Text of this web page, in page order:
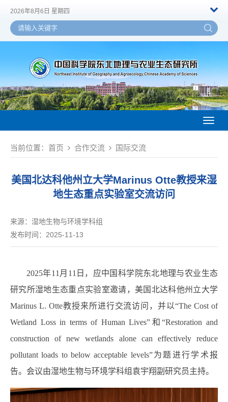
2026年8月6日 星期四
当前位置： 首页 合作交流 国际交流
美国北达科他州立大学Marinus Otte教授来湿
地生态重点实验室交流访问
来源： 湿地生物与环境学科组
发布时间：2025-11-13
2025年11 月 11 日，应中国科学院东北地理与农业生态
研究所湿地生态重点实验室邀请，美国北达科他州立大学
Marinus L. Otte教授来所进行交流访问，并以“The Cost of
Wetland Loss in terms of Human Lives” 和“Restoration and
construction of new wetlands alone can effectively reduce
pollutant loads to below acceptable levels”为题进行学术报
告。 会议由湿地生物与环境学科组袁宇翔副研究员主持。